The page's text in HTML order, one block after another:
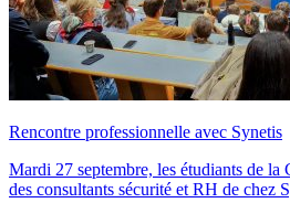
Rencontre professionnelle avec Synetis
Mardi 27 septembre, les étudiants de la
des consultants sécurité et RH de chez